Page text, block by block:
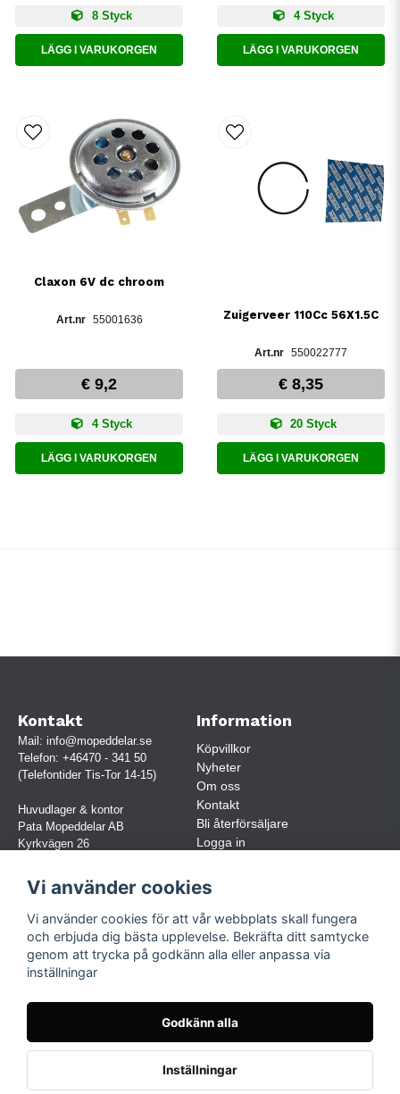
8 Styck
LÄGG I VARUKORGEN
4 Styck
LÄGG I VARUKORGEN
Claxon 6V dc chroom
55001636
€ 9,2
4 Styck
LÄGG I VARUKORGEN
Zuigerveer 110Cc 56X1.5C
550022777
€ 8,35
20 Styck
LÄGG I VARUKORGEN
Kontakt
Mail: info@mopeddelar.se
Telefon: +46470 - 341 50
(Telefontider Tis-Tor 14-15)
Huvudlager & kontor
Pata Mopeddelar AB
Kyrkvägen 26
(OBS. Endast förbokade besök)
Org.nr:
559030-5248
Jur. namn: Pata Mopeddelar AB
Information
Köpvillkor
Nyheter
Om oss
Kontakt
Bli återförsäljare
Logga in
Följ oss
TikTok
Vi använder cookies
Vi använder cookies för att vår webbplats skall fungera
och erbjuda dig bästa upplevelse. Bekräfta ditt samtycke
genom att trycka på godkänn alla eller anpassa via
inställningar
Godkänn alla
Inställningar